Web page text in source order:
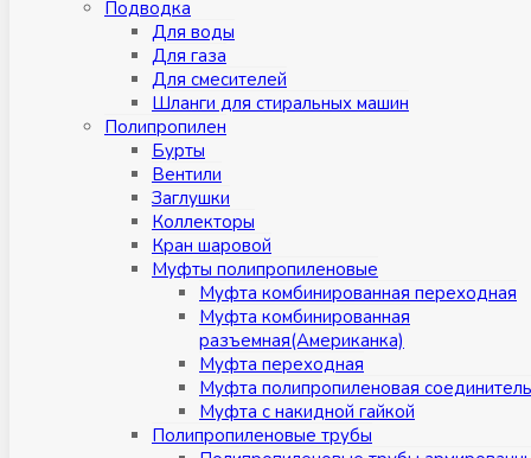
Подводка
Для воды
Для газа
Для смесителей
Шланги для стиральных машин
Полипропилен
Бурты
Вентили
Заглушки
Коллекторы
Кран шаровой
Муфты полипропиленовые
Муфта комбинированная переходная
Муфта комбинированная
разъемная(Американка)
Муфта переходная
Муфта полипропиленовая
Муфта с накидной гайкой
Полипропиленовые трубы